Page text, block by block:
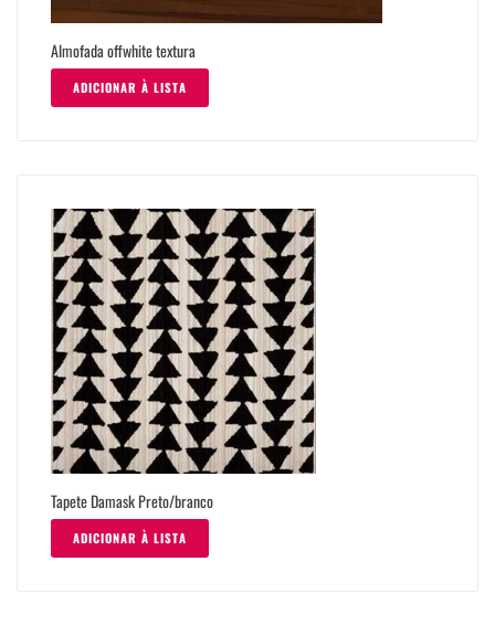
Almofada offwhite textura
ADICIONAR À LISTA
Tapete Damask Preto/branco
ADICIONAR À LISTA